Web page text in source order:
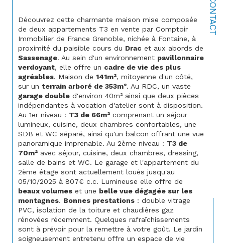
CONTACT
Découvrez cette charmante maison mise composée
de deux appartements T3 en vente par Comptoir
Immobilier de France Grenoble, nichée à Fontaine, à
proximité du paisible cours du Drac et aux abords de
Sassenage. Au sein d'un environnement pavillonnaire
verdoyant, elle offre un cadre de vie des plus
agréables. Maison de 141m², mitoyenne d'un côté,
sur un terrain arboré de 353m². Au RDC, un vaste
garage double d'environ 40m² ainsi que deux pièces
indépendantes à vocation d'atelier sont à disposition.
Au 1er niveau : T3 de 66m² comprenant un séjour
lumineux, cuisine, deux chambres confortables, une
SDB et WC séparé, ainsi qu'un balcon offrant une vue
panoramique imprenable. Au 2ème niveau : T3 de
70m² avec séjour, cuisine, deux chambres, dressing,
salle de bains et WC. Le garage et l'appartement du
2ème étage sont actuellement loués jusqu'au
05/10/2025 à 807€ c.c. Lumineuse elle offre de
beaux volumes et une belle vue dégagée sur les
montagnes. Bonnes prestations : double vitrage
PVC, isolation de la toiture et chaudières gaz
rénovées récemment. Quelques rafraîchissements
sont à prévoir pour la remettre à votre goût. Le jardin
soigneusement entretenu offre un espace de vie